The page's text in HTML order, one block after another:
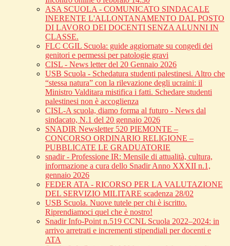
ASA SCUOLA - COMUNICATO SINDACALE
INERENTE L'ALLONTANAMENTO DAL POSTO
DI LAVORO DEI DOCENTI SENZA ALUNNI IN
CLASSE.
FLC CGIL Scuola: guide aggiornate su congedi dei
genitori e permessi per patologie gravi
CISL - News letter del 20 Gennaio 2026
USB Scuola - Schedatura studenti palestinesi. Altro che
“stessa natura” con la rilevazione degli ucraini: il
Ministro Valditara mistifica i fatti. Schedare studenti
palestinesi non è accoglienza
CISL-A scuola, diamo forma al futuro - News dal
sindacato, N.1 del 20 gennaio 2026
SNADIR Newsletter 520 PIEMONTE –
CONCORSO ORDINARIO RELIGIONE –
PUBBLICATE LE GRADUATORIE
snadir - Professione IR: Mensile di attualità, cultura,
informazione a cura dello Snadir Anno XXXII n.1,
gennaio 2026
FEDER ATA - RICORSO PER LA VALUTAZIONE
DEL SERVIZIO MILITARE scadenza 28/02
USB Scuola. Nuove tutele per chi è iscritto.
Riprendiamoci quel che è nostro!
Snadir Info-Point n.519 CCNL Scuola 2022–2024: in
arrivo arretrati e incrementi stipendiali per docenti e
ATA